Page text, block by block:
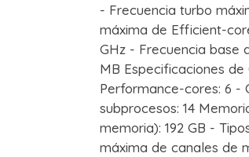
- Frecuencia turbo
máxima de Efficient-
GHz - Frecuencia base
MB Especificaciones
Performance-cores: 6 -
subprocesos: 14
memoria): 192 GB -
máxima de canales de